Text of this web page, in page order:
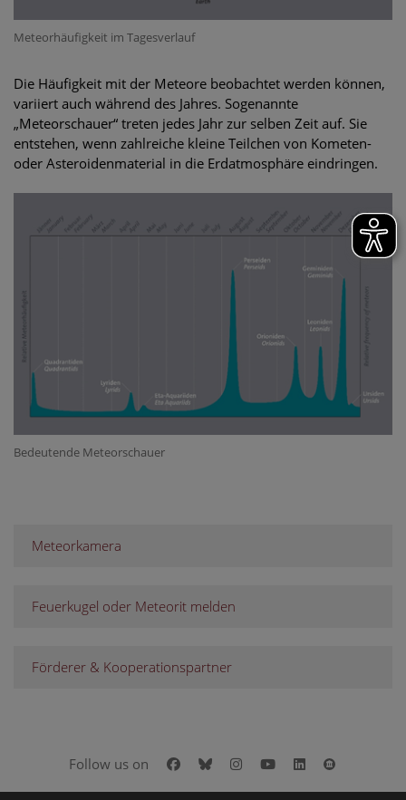
Meteorhäufigkeit im Tagesverlauf
Die Häufigkeit mit der Meteore beobachtet werden können,
variiert auch während des Jahres. Sogenannte
„Meteorschauer“ treten jedes Jahr zur selben Zeit auf. Sie
entstehen, wenn zahlreiche kleine Teilchen von Kometen-
oder Asteroidenmaterial in die Erdatmosphäre eindringen.
Bedeutende Meteorschauer
Meteorkamera
Feuerkugel oder Meteorit melden
Förderer & Kooperationspartner
Follow us on Facebook
BlueskyInstagram
YoutubeLinkedIn